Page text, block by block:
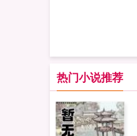
热门小说推荐